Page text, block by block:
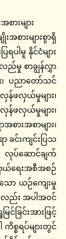
ားများ
စားများစွာရှိ
ါမူ နိုင်ငံများ
ည်မှု စာချွန်လွှာ
၊ ပညာတော်သင်
န်ဖလှယ်မှုများ၊
ဖလှယ်မှုများ၊
ားအစာများ၊
ခင်းကျင်းပြသ
လုပ်ဆောင်ချက်
ယ်ရေးအစီအစဉ်
းသော ယဉ်ကျေးမှု
လည်း အပါအဝင်
ခြင်းအားဖြင့်
စ္စရပ်များတွင်